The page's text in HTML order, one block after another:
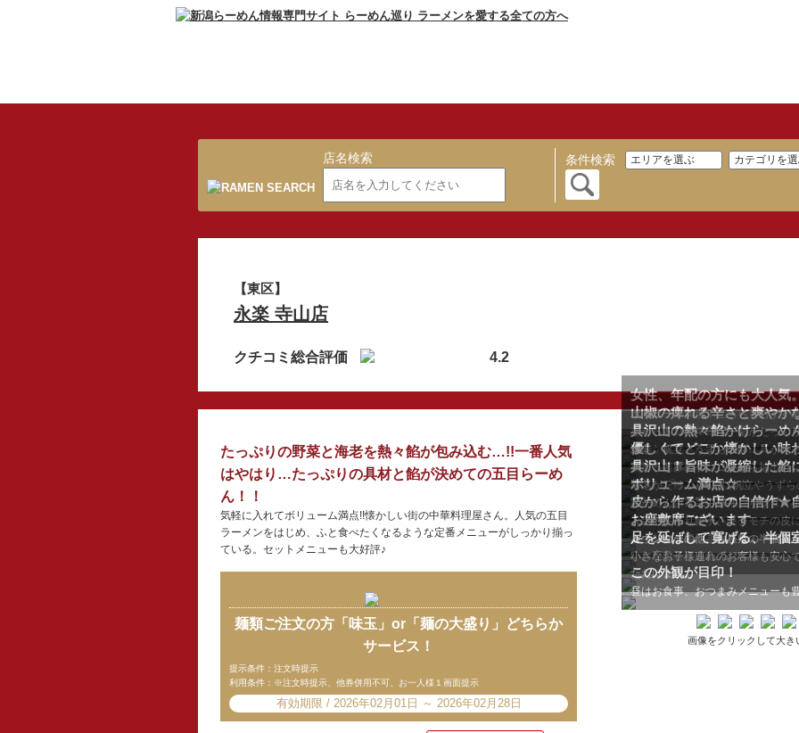
店名検索 条件検索
【東区】
永楽 寺山店
クチコミ総合評価 4.2
女性、年配の方にも大人気
ボリューム満点！こちらもおすす
なエビと具材の旨味が凝...
山椒の痺れる辛さと爽やか
ふわっトロのマーボー餡がたっぷ
爽やかな辛さが口いっぱ...
具沢山の熱々餡かけらーめ
海老、帆立、うずらの卵…具がた
相性も抜群です。 ...
優しくてどこか懐かしい味
鶏ガラと豚のゲンコツから抽出し
華スープはこってりしす...
具沢山！旨味が凝縮した餡
海老がたっぷり!!更に帆立やうず
味わい。自家製の中細...
ボリューム満点☆
らーめん、ミニ中華丼、サラダ、
ト。他にもチャーハンセッ...
皮から作るお店の自信作★
人気の手作り餃子、モチモチの皮
ューシーな餡がぎっしり...
お座敷席ございます
カウンターの他、お座敷の半個室
いお座敷せきもあ るので...
足を延ばして寛げる、半個
小さなお子様連れのお客様も安心
ただけます。
この外観が目印！
昼はお食事、おつまみメニューも
画像をクリックして大
たっぷりの野菜と海老を熱々餡が包み込む…!!一番人気
はやはり…たっぷりの具材と餡が決めての五目らーめ
ん！！
気軽に入れてボリューム満点!!懐かしい街の中華料理屋さん。人気の五目
ラーメンをはじめ、ふと食べたくなるような定番メニューがしっかり揃っ
ている。セットメニューも大好評♪
麺類ご注文の方「味玉」or「麺の大盛り」どちらか
サービス！
提示条件：注文時提示
利用条件：※注文時提示、他券併用不可、お一人様１画面提示
有効期限 / 2026年02月01日 ～ 2026年02月28日